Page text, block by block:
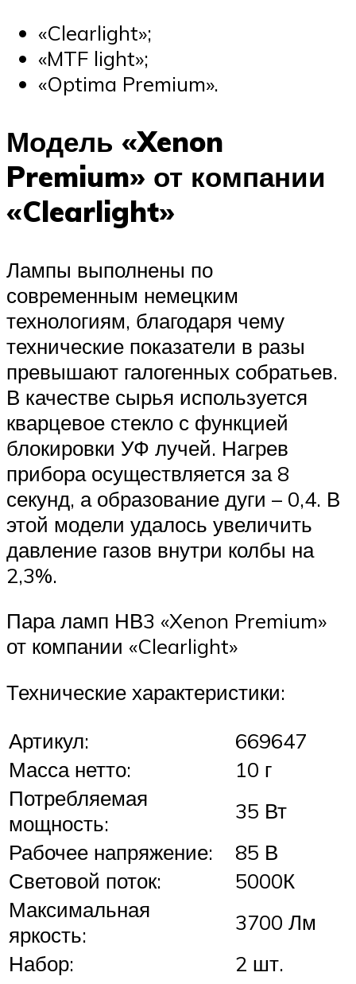
«Clearlight»;
«MTF light»;
«Optima Premium».
Модель «Xenon
Premium» от компании
«Clearlight»
Лампы выполнены по
современным немецким
технологиям, благодаря чему
технические показатели в разы
превышают галогенных собратьев.
В качестве сырья используется
кварцевое стекло с функцией
блокировки УФ лучей. Нагрев
прибора осуществляется за 8
секунд, а образование дуги – 0,4. В
этой модели удалось увеличить
давление газов внутри колбы на
2,3%.
Пара ламп НВ3 «Xenon Premium»
от компании «Clearlight»
Технические характеристики:
Артикул:
669647
Масса нетто:
10 г
Потребляемая
мощность:
35 Вт
Рабочее напряжение:
85 В
Световой поток:
5000К
Максимальная
яркость:
3700 Лм
Набор:
2 шт.